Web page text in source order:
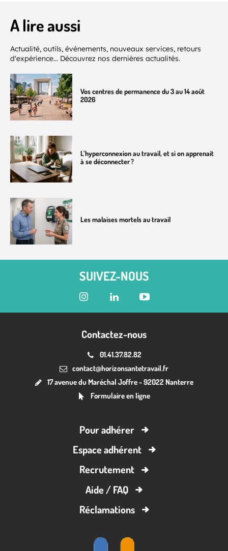
A lire aussi
Actualité, outils, événements, nouveaux services, retours
d'expérience... Découvrez nos dernières actualités.
Vos centres de permanence du 3 au 14 août
2026
L’hyperconnexion au travail, et si on apprenait
à se déconnecter ?
Les malaises mortels au travail
SUIVEZ-NOUS
Contactez-nous
01.41.37.82.82
contact@horizonsantetravail.fr
17 avenue du Maréchal Joffre - 92022 Nanterre
Formulaire en ligne
Pour adhérer
Espace adhérent
Recrutement
Aide / FAQ
Réclamations